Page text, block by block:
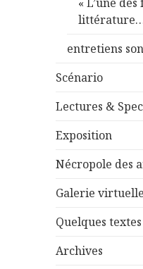
entretiens
Scénario
Lectures &
Exposition
Nécropole des
Galerie virtuelle
Quelques textes
Archives